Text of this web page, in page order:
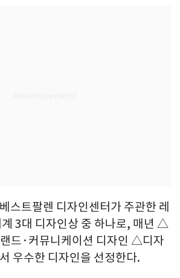
스트팔렌 디자인센터가 주관한 레
3대 디자인상 중 하나로, 매년 △
드·커뮤니케이션 디자인 △디자
우수한 디자인을 선정한다.